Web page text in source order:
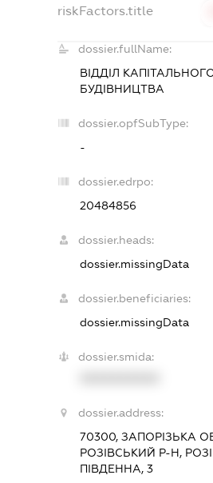
riskFactors.title
dossier.fullName:
ВІДДІЛ
БУДІВНИЦТВА
dossier.opfSubType:
-
dossier.edrpo:
20484856
dossier.heads:
dossier.missingData
dossier.beneficiaries:
dossier.missingData
dossier.smida:
dossier.address:
70300, ЗАПОРІЗЬКА
РОЗІВСЬКИЙ Р-Н,
ПІВДЕННА, 3